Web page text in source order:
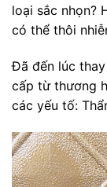
loại sắc nhọn?
có thể thôi
Đã đến lúc
cấp từ thương
các yếu tố: